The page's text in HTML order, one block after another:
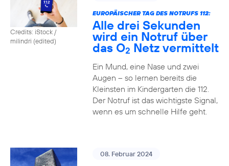
Credits: iStock /
milindri (edited)
EUROPÄISCHER TAG DES NOTRUFS 112:
Alle drei Sekunden
wird ein Notruf über
das O2 Netz vermittelt
Ein Mund, eine Nase und zwei
Augen – so lernen bereits die
Kleinsten im Kindergarten die 112.
Der Notruf ist das wichtigste Signal,
wenn es um schnelle Hilfe geht.
08. Februar 2024